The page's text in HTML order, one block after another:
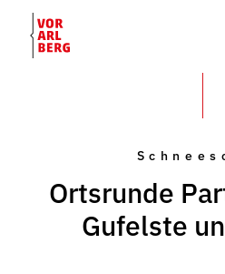
Ortsrunde
Gufelste